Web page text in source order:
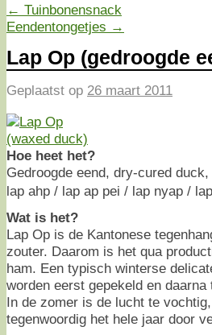
← Tuinbonensnack
Eendentongetjes →
Lap Op (gedroogde
Geplaatst op 26 maart 2011
Hoe heet het?
Gedroogde eend, dry-cured
lap ahp / lap ap pei / lap nyap /
Wat is het?
Lap Op is de Kantonese
zouter. Daarom is het qua
ham. Een typisch winterse
worden eerst gepekeld en
In de zomer is de lucht te
tegenwoordig het hele jaar door